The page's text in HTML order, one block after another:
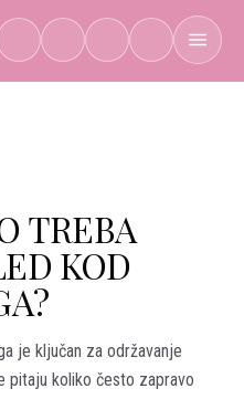
TREBA
KOD
je ključan za održavanje
pitaju koliko često zapravo